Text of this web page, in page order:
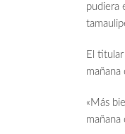
pudiera
El
mañana
«Más
mañana